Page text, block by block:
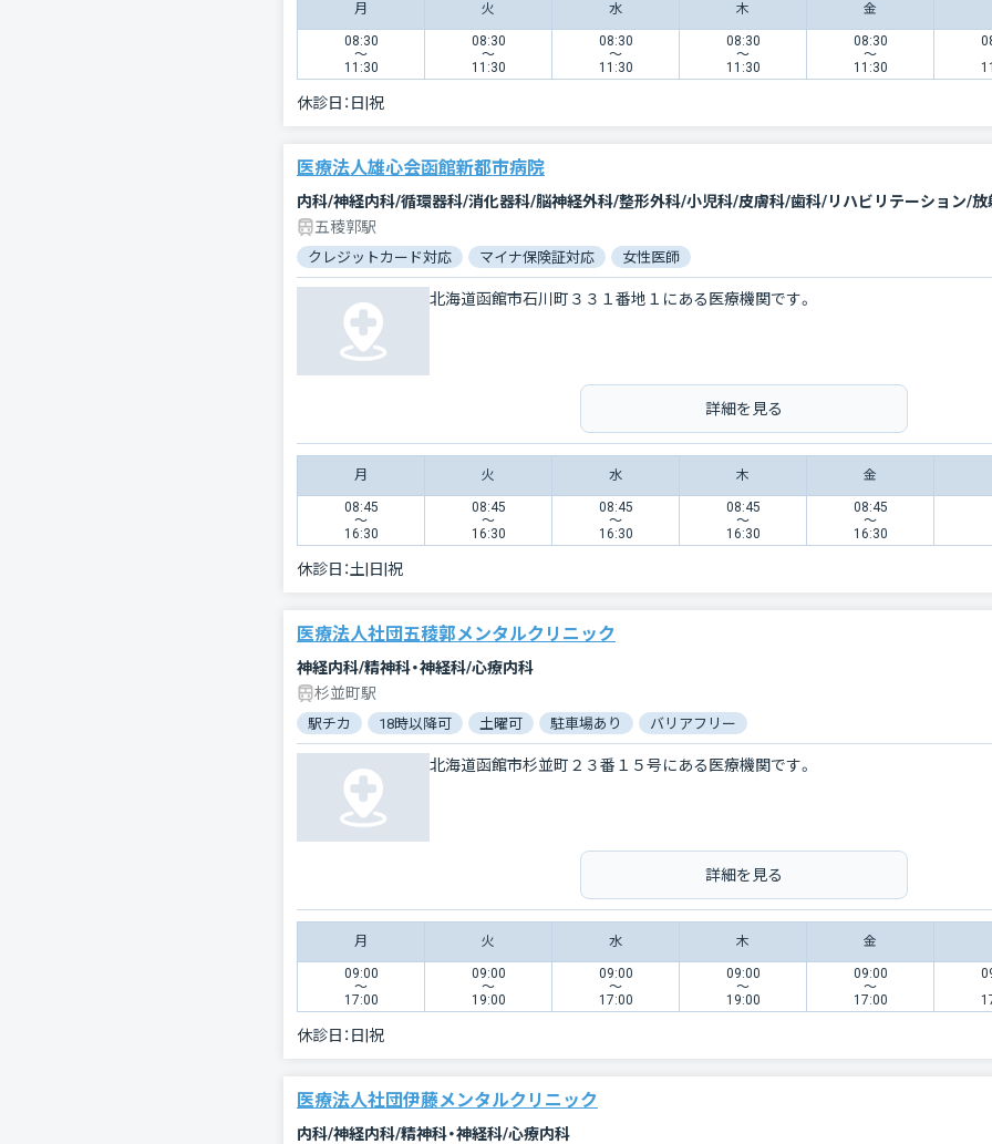
月 火 水 木 金
08:30
〜
11:30
08:30
〜
11:30
08:30
〜
11:30
08:30
〜
11:30
08:30
〜
11:30
休診日： 日|祝
医療法人雄心会函館新都市病院
内科/神経内科/循環器科/消化器科/脳神経外科/整形外科/小児科/皮膚科/歯科/リハビリテーション/
五稜郭駅
クレジットカード対応 マイナ保険証対応 女性医師
北海道函館市石川町３３１番地１にある医療機関です。
詳細を見る
月 火 水 木 金
08:45
〜
16:30
08:45
〜
16:30
08:45
〜
16:30
08:45
〜
16:30
08:45
〜
16:30
休診日：土|日|祝
医療法人社団五稜郭メンタルクリニック
神経内科/精神科・神経科/心療内科
杉並町駅
駅チカ 18時以降可 土曜可 駐車場あり バリアフリー
北海道函館市杉並町２３番１５号にある医療機関です。
詳細を見る
月 火 水 木 金
09:00
〜
17:00
09:00
〜
19:00
09:00
〜
17:00
09:00
〜
19:00
09:00
〜
17:00
休診日： 日|祝
医療法人社団伊藤メンタルクリニック
内科/神経内科/精神科・神経科/心療内科